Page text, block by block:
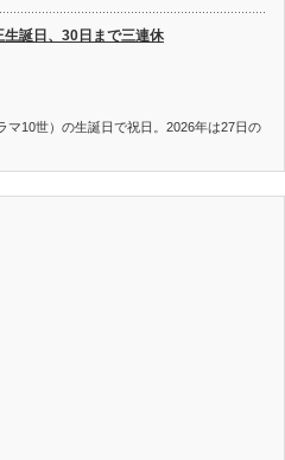
誕日、30日まで三連休
10世）の生誕日で祝日。2026年は27日の